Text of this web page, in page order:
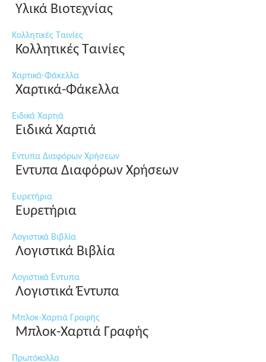
Υλικά Βιοτεχνίας
Κολλητικές Ταινίες
Κολλητικές Ταινίες
Χαρτικά-Φάκελλα
Χαρτικά-Φάκελλα
Ειδικά Χαρτιά
Ειδικά Χαρτιά
Εντυπα Διαφόρων Χρήσεων
Εντυπα Διαφόρων Χρήσεων
Ευρετήρια
Ευρετήρια
Λογιστικά Βιβλία
Λογιστικά Βιβλία
Λογιστικά Έντυπα
Λογιστικά Έντυπα
Μπλοκ-Χαρτιά Γραφής
Μπλοκ-Χαρτιά Γραφής
Πρωτόκολλα